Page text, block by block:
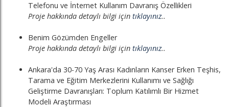
Telefonu ve İnternet Kullanım Davranış Özellikleri
Proje hakkında detaylı bilgi için tıklayınız..
Benim Gözümden Engeller
Proje hakkında detaylı bilgi için tıklayınız..
Ankara'da 30-70 Yaş Arası Kadınların Kanser Erken Teşhis,
Tarama ve Eğitim Merkezlerini Kullanımı ve Sağlığı
Geliştirme Davranışları: Toplum Katılımlı Bir Hizmet
Modeli Araştırması